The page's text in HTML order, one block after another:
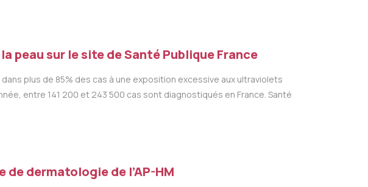
sur le site de Santé Publique France
plus de 85% des cas à une exposition excessive aux ultraviolets
entre 141 200 et 243 500 cas sont diagnostiqués en France. Santé
de dermatologie de l’AP-HM